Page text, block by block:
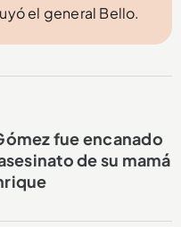
el general Bello.
fue encanado
de su mamá